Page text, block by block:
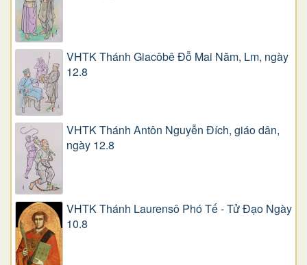
VHTK Thánh Giacôbê Ðỗ Mai Năm, Lm, ngày
12.8
VHTK Thánh Antôn Nguyễn Ðích, giáo dân,
ngày 12.8
VHTK Thánh Laurensô Phó Tế - Tử Đạo Ngày
10.8